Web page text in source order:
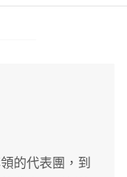
的代表團，到